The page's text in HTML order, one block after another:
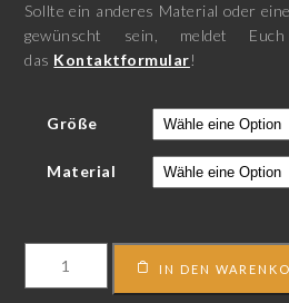
Sollte ein anderes Material oder
gewünscht sein, meldet
das Kontaktformular!
Größe
Material
Menge
IN DEN